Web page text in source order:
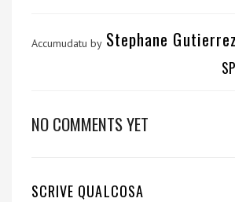
Accumudatu by Stephane Gutierrez
NO COMMENTS YET
SCRIVE QUALCOSA